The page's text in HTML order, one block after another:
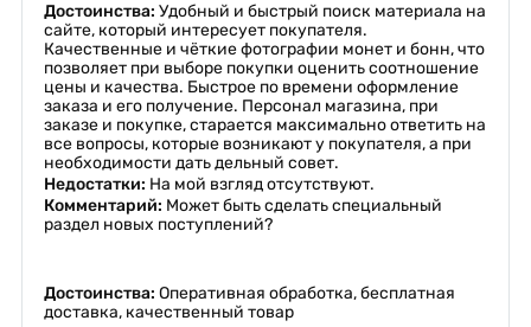
Достоинства: Удобный и быстрый поиск материала на
сайте, который интересует покупателя.
Качественные и чёткие фотографии монет и бонн, что
позволяет при выборе покупки оценить соотношение
цены и качества. Быстрое по времени оформление
заказа и его получение. Персонал магазина, при
заказе и покупке, старается максимально ответить на
все вопросы, которые возникают у покупателя, а при
необходимости дать дельный совет.
Недостатки: На мой взгляд отсутствуют.
Комментарий: Может быть сделать специальный
раздел новых поступлений?
Достоинства: Оперативная обработка, бесплатная
доставка, качественный товар